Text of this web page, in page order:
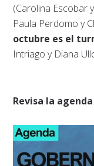
(Carolina Escobar
Paula Perdomo y
octubre es el
Intriago y Diana
Revisa la